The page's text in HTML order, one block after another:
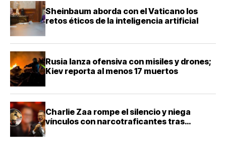
Sheinbaum aborda con el Vaticano los
retos éticos de la inteligencia artificial
Rusia lanza ofensiva con misiles y drones;
Kiev reporta al menos 17 muertos
Charlie Zaa rompe el silencio y niega
vínculos con narcotraficantes tras